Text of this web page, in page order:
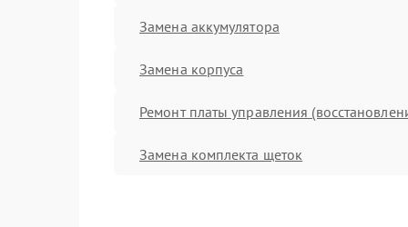
Замена аккумулятора
Замена корпуса
Ремонт платы управления
Замена комплекта щеток